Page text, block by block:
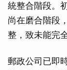
統整合階段。
尚在磨合階段
整，致未能完
郵政公司已即